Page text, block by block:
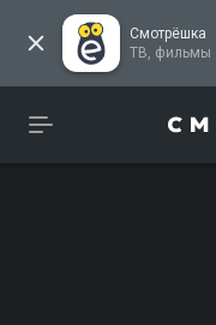
Смотрёшка